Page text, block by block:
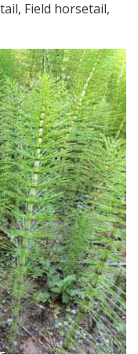
Field horsetail,